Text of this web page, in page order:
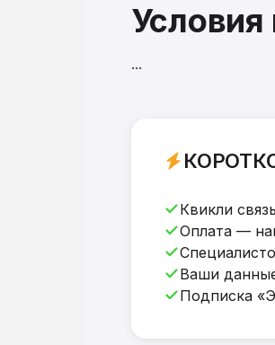
...
Квикли
Оплата —
Ваши
Подписка